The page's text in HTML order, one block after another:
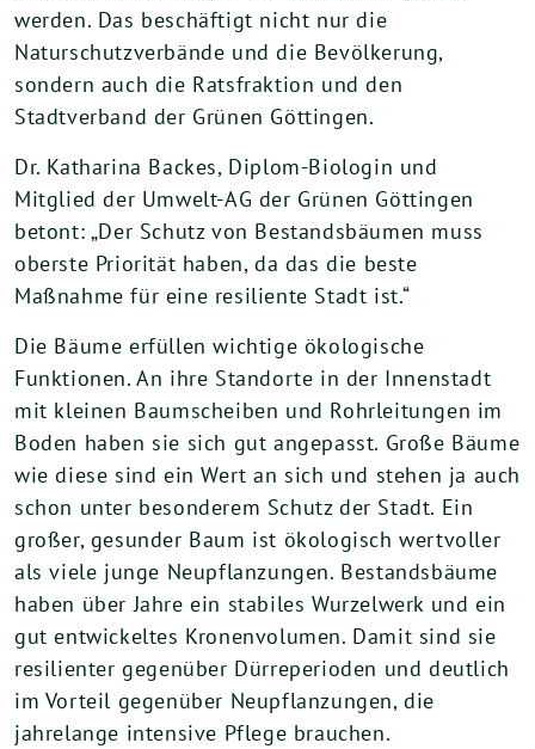
werden. Das beschäftigt nicht nur die
Naturschutzverbände und die Bevölkerung,
sondern auch die Ratsfraktion und den
Stadtverband der Grünen Göttingen.
Dr. Katharina Backes, Diplom-Biologin und
Mitglied der Umwelt-AG der Grünen Göttingen
betont: „Der Schutz von Bestandsbäumen muss
oberste Priorität haben, da das die beste
Maßnahme für eine resiliente Stadt ist.“
Die Bäume erfüllen wichtige ökologische
Funktionen. An ihre Standorte in der Innenstadt
mit kleinen Baumscheiben und Rohrleitungen im
Boden haben sie sich gut angepasst. Große Bäume
wie diese sind ein Wert an sich und stehen ja auch
schon unter besonderem Schutz der Stadt. Ein
großer, gesunder Baum ist ökologisch wertvoller
als viele junge Neupflanzungen. Bestandsbäume
haben über Jahre ein stabiles Wurzelwerk und ein
gut entwickeltes Kronenvolumen. Damit sind sie
resilienter gegenüber Dürreperioden und deutlich
im Vorteil gegenüber Neupflanzungen, die
jahrelange intensive Pflege brauchen.